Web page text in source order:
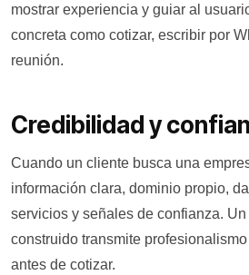
mostrar experiencia y guiar al
concreta como cotizar, escribir por
reunión.
Credibilidad y
Cuando un cliente busca una
información clara, dominio propio,
servicios y señales de confianza.
construido transmite
antes de cotizar.